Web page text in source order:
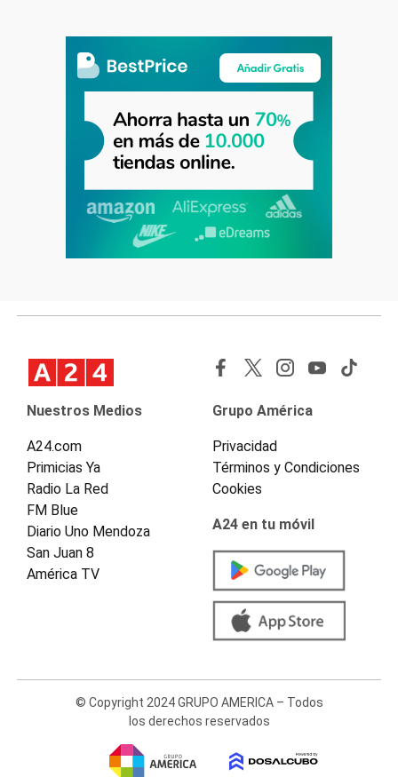
Nuestros Medios
A24.com
Primicias Ya
Radio La Red
FM Blue
Diario Uno Mendoza
San Juan 8
América TV
Grupo América
Privacidad
Términos y Condiciones
Cookies
A24 en tu móvil
© Copyright 2024 GRUPO AMERICA – Todos
los derechos reservados